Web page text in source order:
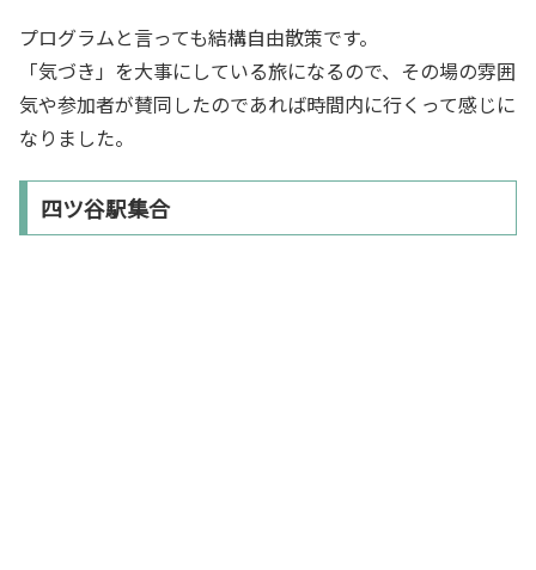
プログラムと言っても結構自由散策です。
「気づき」を大事にしている旅になるので、その場の雰囲
気や参加者が賛同したのであれば時間内に行くって感じに
なりました。
四ツ谷駅集合